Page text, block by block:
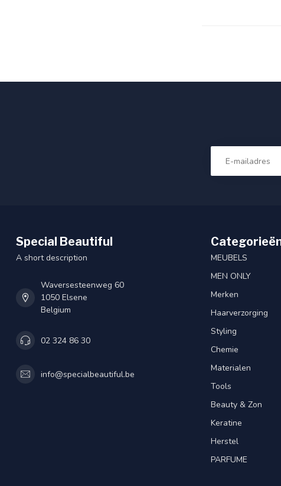
Special Beautiful
A short description
Waversesteenweg 60
1050 Elsene
Belgium
02 324 86 30
info@specialbeautiful.be
MEUBELS
MEN ONLY
Merken
Haarverzorging
Styling
Chemie
Materialen
Tools
Beauty & Zon
Keratine
Herstel
PARFUME